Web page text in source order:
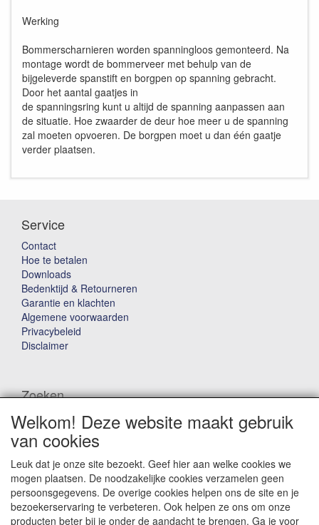
Werking
Bommerscharnieren worden spanningloos gemonteerd. Na
montage wordt de bommerveer met behulp van de
bijgeleverde spanstift en borgpen op spanning gebracht.
Door het aantal gaatjes in
de spanningsring kunt u altijd de spanning aanpassen aan
de situatie. Hoe zwaarder de deur hoe meer u de spanning
zal moeten opvoeren. De borgpen moet u dan één gaatje
verder plaatsen.
Service
Contact
Hoe te betalen
Downloads
Bedenktijd & Retourneren
Garantie en klachten
Algemene voorwaarden
Privacybeleid
Disclaimer
Zoeken
Waar ben je naar op zoek?
Welkom! Deze website maakt gebruik
van cookies
Leuk dat je onze site bezoekt. Geef hier aan welke cookies we
mogen plaatsen. De noodzakelijke cookies verzamelen geen
persoonsgegevens. De overige cookies helpen ons de site en je
bezoekerservaring te verbeteren. Ook helpen ze ons om onze
producten beter bij je onder de aandacht te brengen. Ga je voor